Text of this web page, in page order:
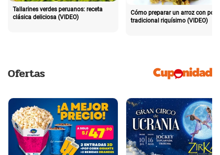
Tallarines verdes peruanos: receta
clásica deliciosa (VIDEO)
Cómo preparar un arroz con pollo
tradicional riquísimo (VIDEO)
Ofertas